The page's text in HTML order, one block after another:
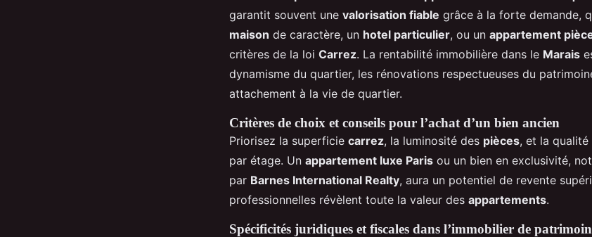
garantit souvent une valorisation fiable grâce à la forte demande,
maison de caractère, un hotel particulier, ou un appartement
critères de la loi Carrez. La rentabilité immobilière dans le Marais
dynamisme du quartier, les rénovations respectueuses du
attachement à la vie de quartier.
Critères de choix et conseils pour l’achat d’un bien ancien
Priorisez la superficie carrez, la luminosité des pièces, et la
par étage. Un appartement luxe Paris ou un bien en exclusivité,
par Barnes International Realty, aura un potentiel de revente
professionnelles révèlent toute la valeur des appartements.
Spécificités juridiques et fiscales dans l’immobilier de